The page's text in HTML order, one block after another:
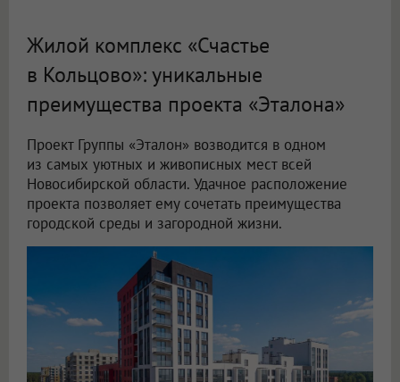
Жилой комплекс «Счастье
в Кольцово»: уникальные
преимущества проекта «Эталона»
Проект Группы «Эталон» возводится в одном
из самых уютных и живописных мест всей
Новосибирской области. Удачное расположение
проекта позволяет ему сочетать преимущества
городской среды и загородной жизни.